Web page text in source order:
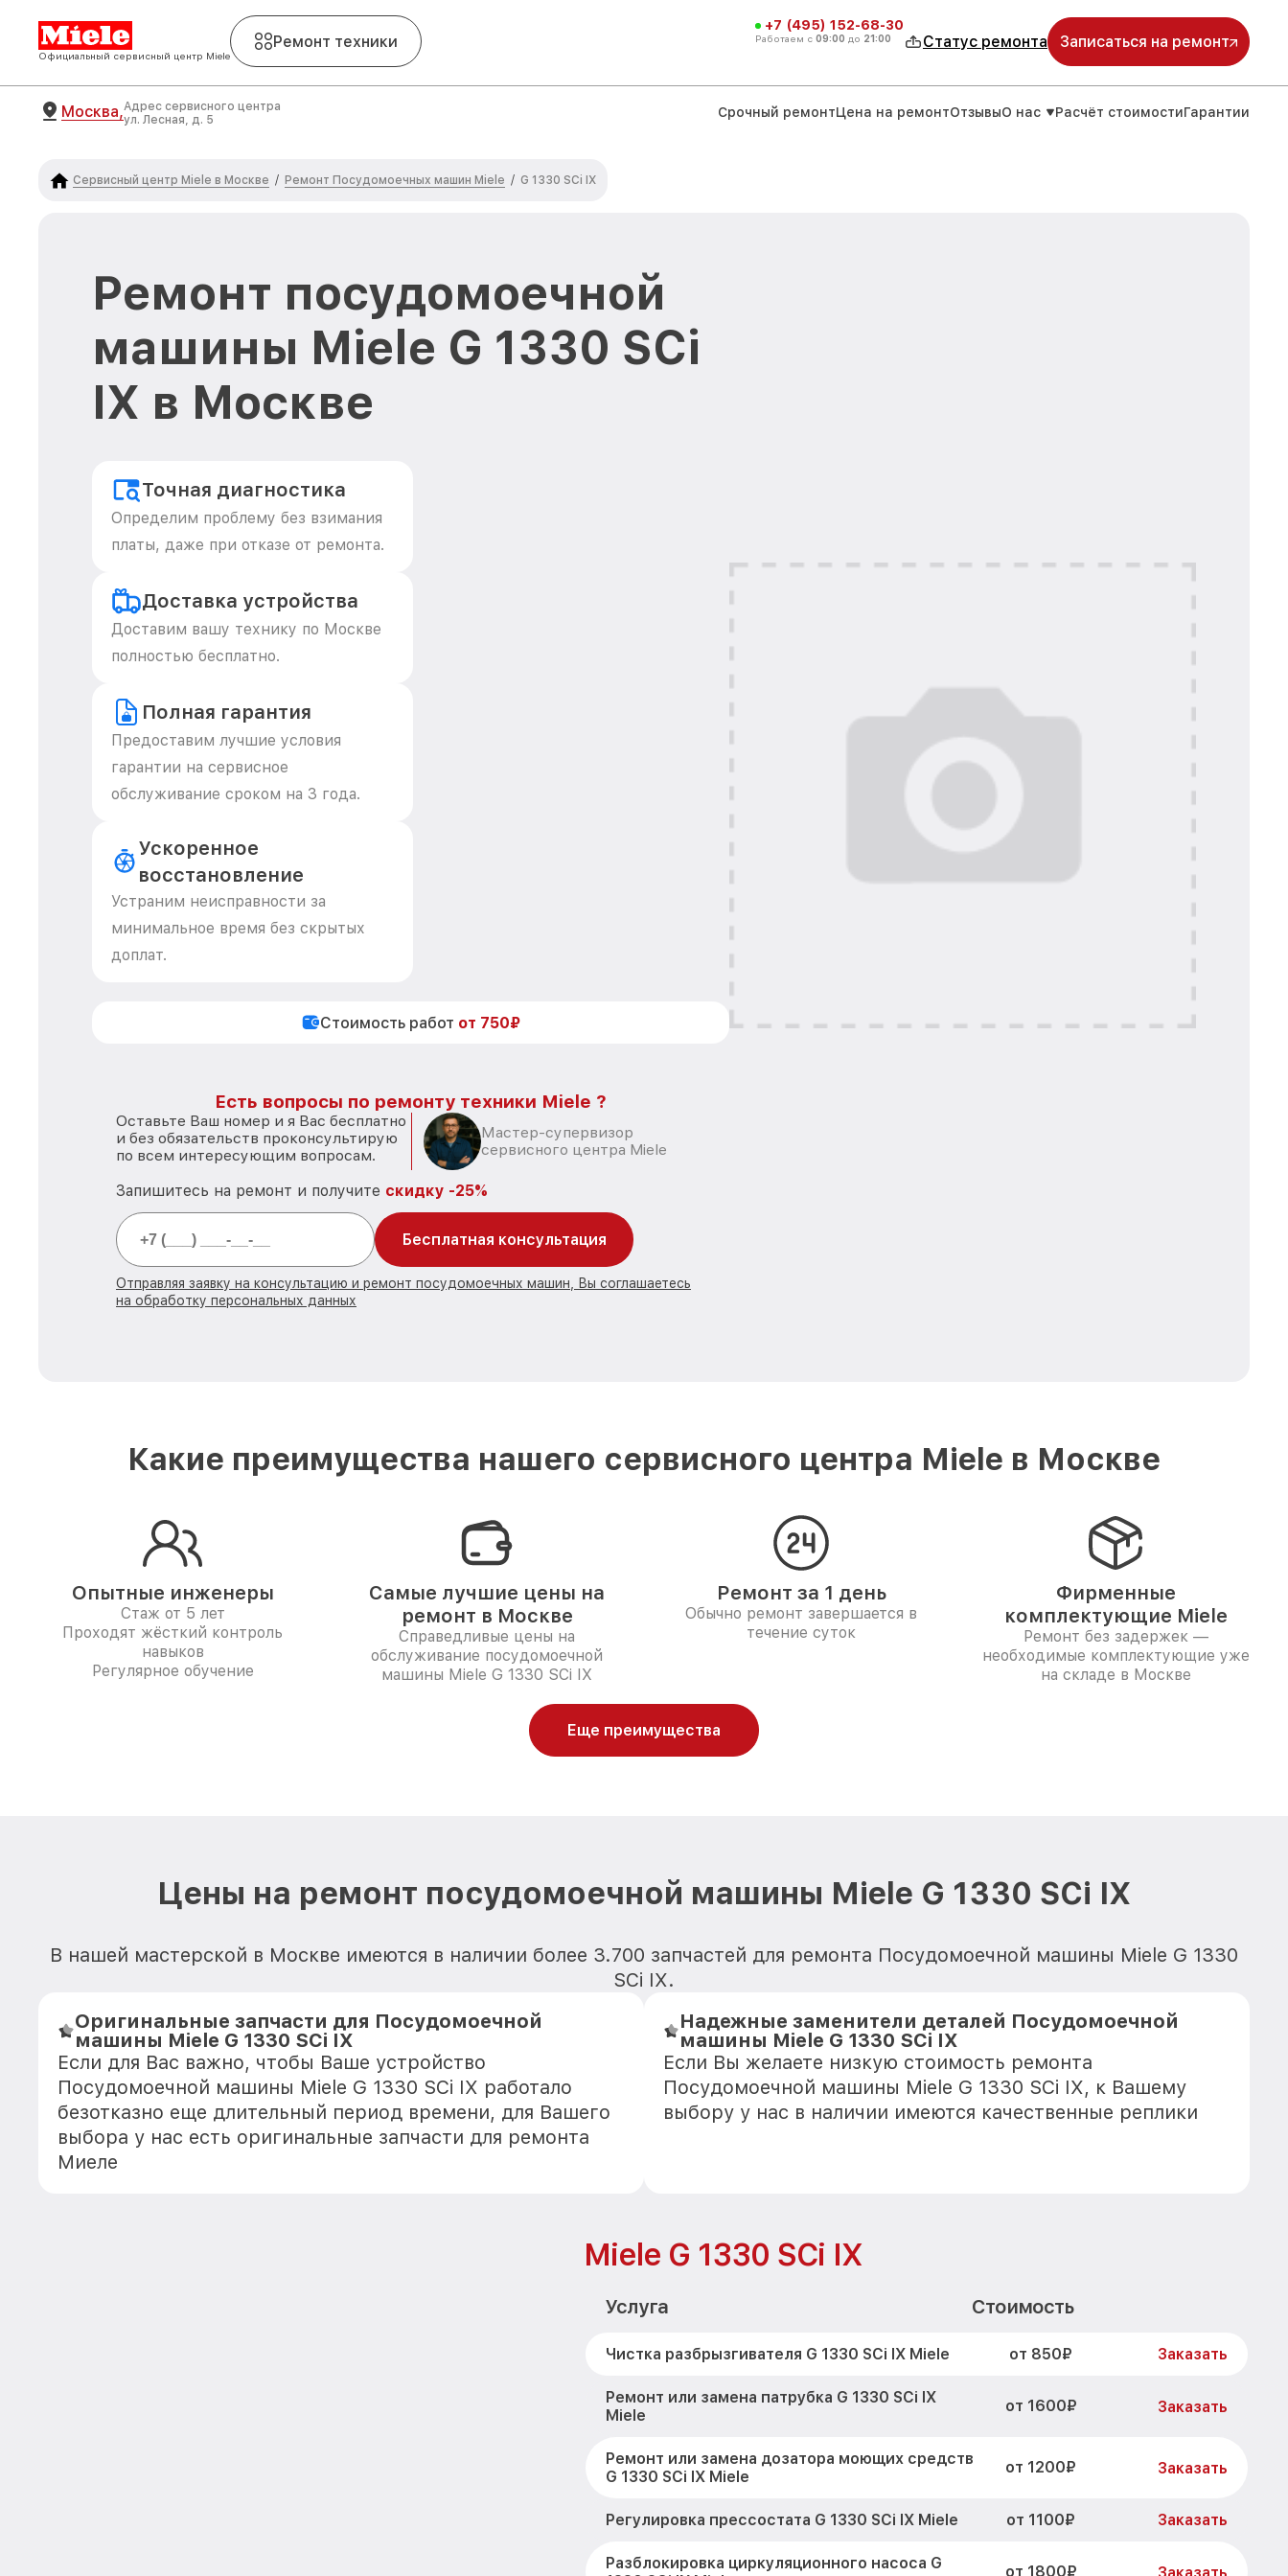
Официальный сервисный центр Miele
Ремонт техники
+7 (495) 152-68-30
Работаем с 09:00 до 21:00 Статус ремонта Записаться на ремонт
Москва,Адрес сервисного центра
ул. Лесная, д. 5
Срочный ремонтЦена на ремонтОтзывыО нас Расчёт стоимостиГарантии
Сервисный центр Miele в Москве / Ремонт Посудомоечных машин Miele / G 1330 SCi IX
Ремонт посудомоечной
машины Miele G 1330 SCi
IX в Москве
Точная диагностика
Определим проблему без взимания
платы, даже при отказе от ремонта.
Доставка устройства
Доставим вашу технику по Москве
полностью бесплатно.
Полная гарантия
Предоставим лучшие условия
гарантии на сервисное
обслуживание сроком на 3 года.
Ускоренное
восстановление
Устраним неисправности за
минимальное время без скрытых
доплат.
Стоимость работ от 750₽
Есть вопросы по ремонту техники Miele ?
Оставьте Ваш номер и я Вас бесплатно
и без обязательств проконсультирую
по всем интересующим вопросам.
Мастер-супервизор
сервисного центра Miele
Запишитесь на ремонт и получите скидку -25%
Бесплатная консультация
Отправляя заявку на консультацию и ремонт посудомоечных машин, Вы соглашаетесь
на обработку персональных данных
Какие преимущества нашего сервисного центра Miele в Москве
Опытные инженеры
Стаж от 5 лет
Проходят жёсткий контроль
навыков
Регулярное обучение
Самые лучшие цены на
ремонт в Москве
Справедливые цены на
обслуживание посудомоечной
машины Miele G 1330 SCi IX
Ремонт за 1 день
Обычно ремонт завершается в
течение суток
Фирменные
комплектующие Miele
Ремонт без задержек —
необходимые комплектующие уже
на складе в Москве
Еще преимущества
Цены на ремонт посудомоечной машины Miele G 1330 SCi IX
В нашей мастерской в Москве имеются в наличии более 3.700 запчастей для ремонта Посудомоечной машины Miele G 1330
SCi IX.
Оригинальные запчасти для Посудомоечной
машины Miele G 1330 SCi IX
Если для Вас важно, чтобы Ваше устройство
Посудомоечной машины Miele G 1330 SCi IX работало
безотказно еще длительный период времени, для Вашего
выбора у нас есть оригинальные запчасти для ремонта
Миеле
Надежные заменители деталей Посудомоечной
машины Miele G 1330 SCi IX
Если Вы желаете низкую стоимость ремонта
Посудомоечной машины Miele G 1330 SCi IX, к Вашему
выбору у нас в наличии имеются качественные реплики
Miele G 1330 SCi IX
Услуга Стоимость
Чистка разбрызгивателя G 1330 SCi IX Miele от 850₽ Заказать
Ремонт или замена патрубка G 1330 SCi IX
Miele
от 1600₽ Заказать
Ремонт или замена дозатора моющих средств
G 1330 SCi IX Miele
от 1200₽ Заказать
Регулировка прессостата G 1330 SCi IX Miele от 1100₽ Заказать
Разблокировка циркуляционного насоса G
от 1800₽ Заказать